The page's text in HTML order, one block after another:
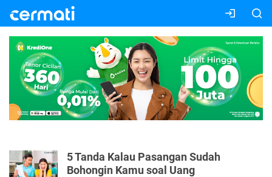
5 Tanda Kalau Pasangan Sudah
Bohongin Kamu soal Uang